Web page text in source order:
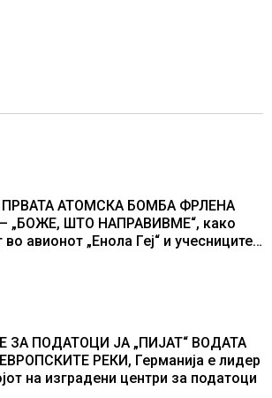
АТОМСКА БОМБА ФРЛЕНА
„БОЖЕ, ШТО НАПРАВИВМЕ“, како
авионот „Енола Геј“ и учесниците
ЗА ПОДАТОЦИ ЈА „ПИЈАТ“ ВОДАТА
РЕКИ, Германија е лидер
на изградени центри за податоци